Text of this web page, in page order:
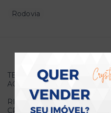
Rodovia
TERRENO COM APTIDÃO
AGROINDÚSTRIA OU
RIACHO COM MUITA ÁGUA
CRIAÇÃO E PASTO